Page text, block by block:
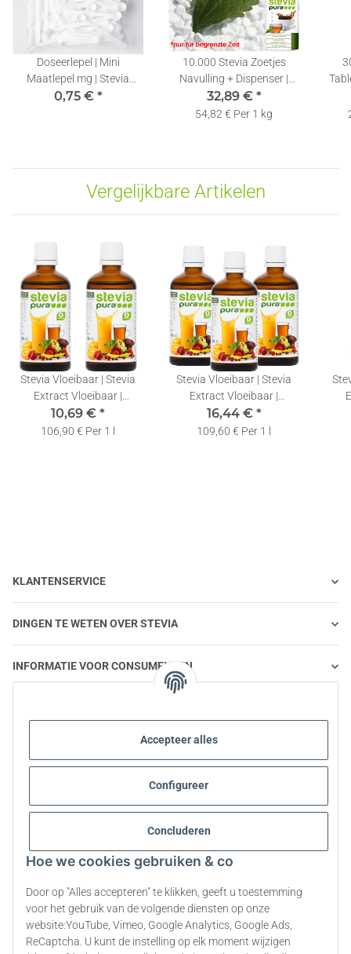
Accepteer alles
Configureer
Concluderen
Hoe we cookies gebruiken & co
Door op "Alles accepteren" te klikken, geeft u toestemming
voor het gebruik van de volgende diensten op onze
website:YouTube, Vimeo, Google Analytics, Google Ads,
ReCaptcha. U kunt de instelling op elk moment wijzigen
Doseerlepel | Mini
Maatlepel mg | Stevia
Meetlepels 0,10ml | 1 Stuk
0,75 € *
10.000 Stevia Zoetjes
Navulling + Dispenser |
Tabletjes |
Zoetstoftabletten
32,89 € *
54,82 € Per 1 kg
Vergelijkbare Artikelen
Stevia Vloeibaar | Stevia
Extract Vloeibaar |
Vloeibare Zoetstof |
2x50ml
10,69 € *
106,90 € Per 1 l
Stevia Vloeibaar | Stevia
Extract Vloeibaar |
Vloeibare Zoetstof |
3x50ml
16,44 € *
109,60 € Per 1 l
KLANTENSERVICE
DINGEN TE WETEN OVER STEVIA
INFORMATIE VOOR CONSUMENTEN
INFORMATIE OVER STEVIA PRODUCTEN
Contract herroepen